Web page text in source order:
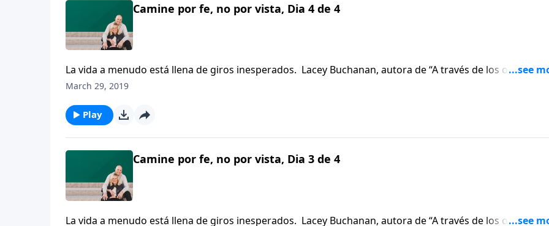
Camine por fe, no por vista, Dia 4 de 4
La vida a menudo está llena de giros inesperados. Lacey Buchanan, autora de “A través de los ojos de la
esperanza”, habla honestamente acerca de los desafíos que ella y su esposo han afrontado desde el
con las discapacidades de Christian afectó su matrimonio, y cómo Dios le mostró a ella que Él estaba
obrando, incluso en sus circunstancias difíciles.
March 29, 2019
Play
Camine por fe, no por vista, Dia 3 de 4
La vida a menudo está llena de giros inesperados. Lacey Buchanan, autora de “A través de los ojos de la